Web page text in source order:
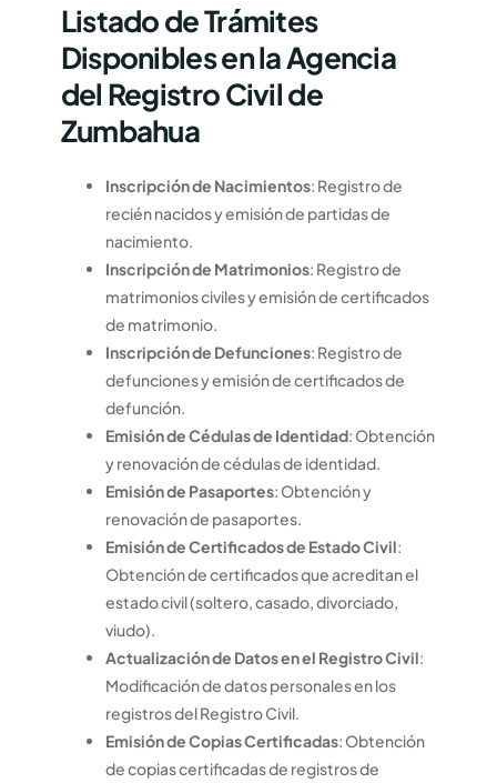
Listado de Trámites
Disponibles en la Agencia
del Registro Civil de
Zumbahua
Inscripción de Nacimientos: Registro de
recién nacidos y emisión de partidas de
nacimiento.
Inscripción de Matrimonios: Registro de
matrimonios civiles y emisión de certificados
de matrimonio.
Inscripción de Defunciones: Registro de
defunciones y emisión de certificados de
defunción.
Emisión de Cédulas de Identidad: Obtención
y renovación de cédulas de identidad.
Emisión de Pasaportes: Obtención y
renovación de pasaportes.
Emisión de Certificados de Estado Civil:
Obtención de certificados que acreditan el
estado civil (soltero, casado, divorciado,
viudo).
Actualización de Datos en el Registro Civil:
Modificación de datos personales en los
registros del Registro Civil.
Emisión de Copias Certificadas: Obtención
de copias certificadas de registros de